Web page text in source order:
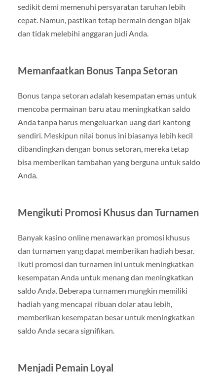
sedikit demi memenuhi persyaratan taruhan lebih
cepat. Namun, pastikan tetap bermain dengan bijak
dan tidak melebihi anggaran judi Anda.
Memanfaatkan Bonus Tanpa Setoran
Bonus tanpa setoran adalah kesempatan emas untuk
mencoba permainan baru atau meningkatkan saldo
Anda tanpa harus mengeluarkan uang dari kantong
sendiri. Meskipun nilai bonus ini biasanya lebih kecil
dibandingkan dengan bonus setoran, mereka tetap
bisa memberikan tambahan yang berguna untuk saldo
Anda.
Mengikuti Promosi Khusus dan Turnamen
Banyak kasino online menawarkan promosi khusus
dan turnamen yang dapat memberikan hadiah besar.
Ikuti promosi dan turnamen ini untuk meningkatkan
kesempatan Anda untuk menang dan meningkatkan
saldo Anda. Beberapa turnamen mungkin memiliki
hadiah yang mencapai ribuan dolar atau lebih,
memberikan kesempatan besar untuk meningkatkan
saldo Anda secara signifikan.
Menjadi Pemain Loyal